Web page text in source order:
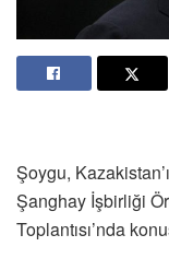
Şoygu,
Şanghay İşbirliği
Toplantısı’nda